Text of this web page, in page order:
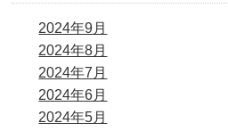
2024年9月
2024年8月
2024年7月
2024年6月
2024年5月